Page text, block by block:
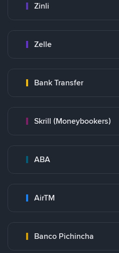
Zinli
Zelle
Bank Transfer
Skrill (Moneybookers)
ABA
AirTM
Banco Pichincha